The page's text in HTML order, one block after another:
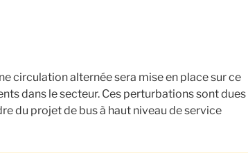
circulation alternée sera mise en place sur ce
dans le secteur. Ces perturbations sont dues
du projet de bus à haut niveau de service